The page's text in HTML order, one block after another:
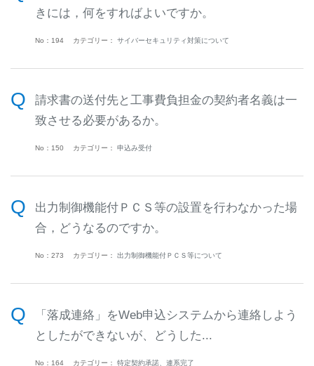
きには，何をすればよいですか。
No：194 カテゴリー： サイバーセキュリティ対策について
請求書の送付先と工事費負担金の契約者名義は一
致させる必要があるか。
No：150 カテゴリー： 申込み受付
出力制御機能付ＰＣＳ等の設置を行わなかった場
合，どうなるのですか。
No：273 カテゴリー： 出力制御機能付ＰＣＳ等について
「落成連絡」をWeb申込システムから連絡しよう
としたができないが、どうした...
No：164 カテゴリー： 特定契約承諾、連系完了